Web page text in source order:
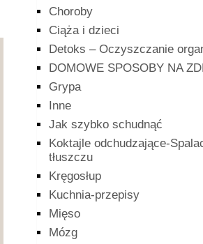
Choroby
Ciąża i dzieci
Detoks – Oczyszczanie
DOMOWE SPOSOBY NA
Grypa
Inne
Jak szybko schudnąć
Koktajle odchudzające-
tłuszczu
Kręgosłup
Kuchnia-przepisy
Mięso
Mózg